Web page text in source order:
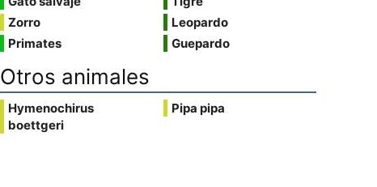
Zorro
Primates
Leopardo
Guepardo
Otros animales
Hymenochirus
boettgeri
Pipa pipa